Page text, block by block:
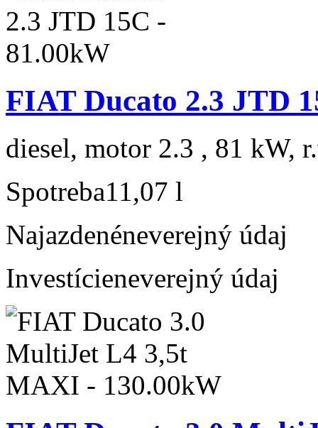
FIAT Ducato 2.3 JTD
diesel, motor 2.3 , 81 kW,
Spotreba11,07 l
Najazdenéneverejný údaj
Investícieneverejný údaj